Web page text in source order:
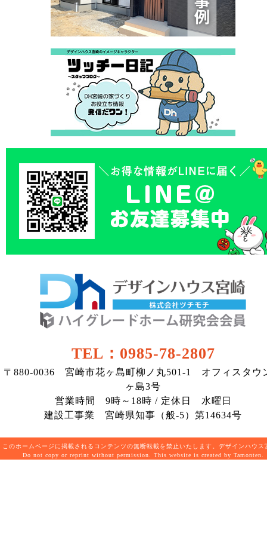
TEL：0985-78-2807
〒880-0036 宮崎市花ヶ島町柳ノ丸501-1 オフィスタウ
ヶ島3号
営業時間 9時～18時 / 定休日 水曜日
建設工事業 宮崎県知事（般-5）第14634号
このホームページに掲載されるコンテンツの無断転載を禁止いたします。デザインハウ
Do not copy or reprint without permission. This website is created by Tamonten.